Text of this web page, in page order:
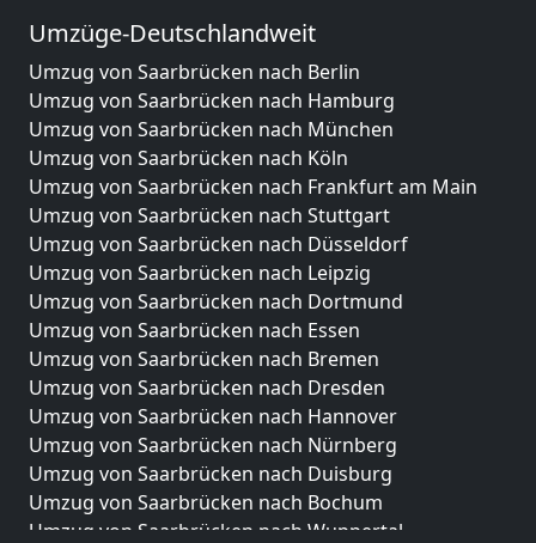
Umzüge-Deutschlandweit
Umzug von Saarbrücken nach Berlin
Umzug von Saarbrücken nach Hamburg
Umzug von Saarbrücken nach München
Umzug von Saarbrücken nach Köln
Umzug von Saarbrücken nach Frankfurt am Main
Umzug von Saarbrücken nach Stuttgart
Umzug von Saarbrücken nach Düsseldorf
Umzug von Saarbrücken nach Leipzig
Umzug von Saarbrücken nach Dortmund
Umzug von Saarbrücken nach Essen
Umzug von Saarbrücken nach Bremen
Umzug von Saarbrücken nach Dresden
Umzug von Saarbrücken nach Hannover
Umzug von Saarbrücken nach Nürnberg
Umzug von Saarbrücken nach Duisburg
Umzug von Saarbrücken nach Bochum
Umzug von Saarbrücken nach Wuppertal